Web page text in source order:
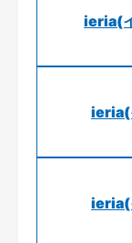
ieria(
ieria(
ieria(